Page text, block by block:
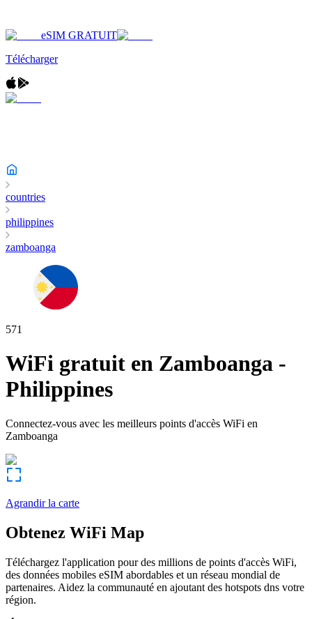
eSIM GRATUIT
Télécharger
countries
philippines
zamboanga
571
WiFi gratuit en Zamboanga -
Philippines
Connectez-vous avec les meilleurs points d'accès WiFi en
Zamboanga
Agrandir la carte
Obtenez WiFi Map
Téléchargez l'application pour des millions de points d'accès WiFi,
des données mobiles eSIM abordables et un réseau mondial de
partenaires. Aidez la communauté en ajoutant des hotspots dns votre
région.